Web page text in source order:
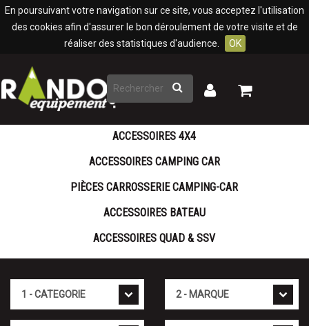
En poursuivant votre navigation sur ce site, vous acceptez l'utilisation
des cookies afin d'assurer le bon déroulement de votre visite et de
réaliser des statistiques d'audience.
OK
Rechercher
Mon
Mon
ACCESSOIRES 4X4
ACCESSOIRES CAMPING CAR
PIÈCES CARROSSERIE CAMPING-CAR
ACCESSOIRES BATEAU
ACCESSOIRES QUAD & SSV
Panneau de gestion des cookies